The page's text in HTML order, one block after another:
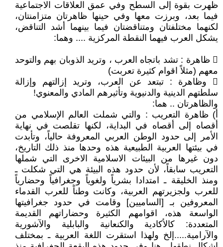
ظهرت بقوة إلى السطح وفي عمق العلاقات الاجتماعية
فيما بعد، وبرزت معها وفي حينها ظاهرتان متزامنتان،
لكنهما مختلفتان ومتناقضتان فيما بينهما أشد التناقض،
يشكل العرب فيهما النقطة المركزية .... وهما:
 ظاهرة : تشد باتجاه العرب ، وتريد الذوبان بهم والتوحد
معهم (مثلاً اقوام كثيرة تعربت)
 وظاهرة : تبتعد عن العرب، وتريد إزالتهم وإزالة
سلطتهم الدينية والدنيوية وتأثيرهم المادي والمعنوي!
والظاهرتان .. هما:
أ‌) ظاهرة التعريب : والتي شملت العالم الإسلامي من
أقصاه إلى أقصاه في البداية، لكنها تقلصت في نهاية
الأمر إلى حدود الوطن العربي المعروفة حالياً، وتأبدت
في بيئتها العربية الطبيعية هذه وحدها منذ ذلك التاريخ،
دون غيرها من البيئات الاسلامية الاخرى التي شملها
التعريب سابقاً، لأن حدود هذه البيئة هي التي شكلت ـ
ومنذ الخليقة ـ امتدادا بشرياً ولغوياً وجغرافياً وحضارياً
للعرب ولجزيرتهم العربية، وكانت وطناً للعرب القدماء
المعروفين بـ [الساميين] وقامت في حدود جغرافيتها
الواسعة هذه، اقوامهم الكثيرة وحضاراتهم القديمة
المتعددة: كالأكادية والكنعانية والبابلية والآشورية
والآرامية.....إلخ ولهذا استقرت اللغة العربية ـ بمختلف